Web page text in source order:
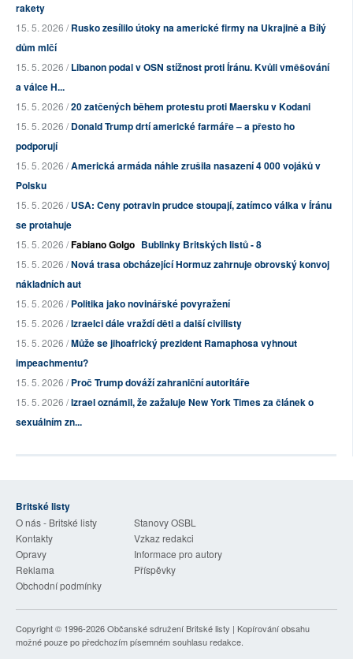
rakety
15. 5. 2026 /Rusko zesílilo útoky na americké firmy na Ukrajině a Bílý
dům mlčí
15. 5. 2026 /Libanon podal v OSN stížnost proti Íránu. Kvůli vměšování
a válce H...
15. 5. 2026 /20 zatčených během protestu proti Maersku v Kodani
15. 5. 2026 /Donald Trump drtí americké farmáře – a přesto ho
podporují
15. 5. 2026 /Americká armáda náhle zrušila nasazení 4 000 vojáků v
Polsku
15. 5. 2026 /USA: Ceny potravin prudce stoupají, zatímco válka v Íránu
se protahuje
15. 5. 2026 /Fabiano Golgo Bublinky Britských listů - 8
15. 5. 2026 /Nová trasa obcházející Hormuz zahrnuje obrovský konvoj
nákladních aut
15. 5. 2026 /Politika jako novinářské povyražení
15. 5. 2026 /Izraelci dále vraždí děti a další civilisty
15. 5. 2026 /Může se jihoafrický prezident Ramaphosa vyhnout
impeachmentu?
15. 5. 2026 /Proč Trump dováží zahraniční autoritáře
15. 5. 2026 /Izrael oznámil, že zažaluje New York Times za článek o
sexuálním zn...
Britské listy
O nás - Britské listy
Stanovy OSBL
Kontakty
Vzkaz redakci
Opravy
Informace pro autory
Reklama
Příspěvky
Obchodní podmínky
Copyright © 1996-2026Občanské sdružení Britské listy | Kopírování obsahu
možné pouze po předchozím písemném souhlasu redakce.